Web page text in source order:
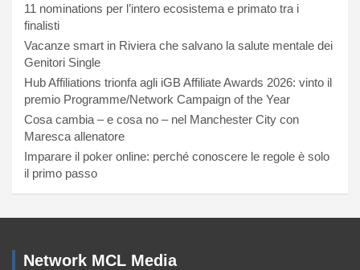
11 nominations per l’intero ecosistema e primato tra i
finalisti
Vacanze smart in Riviera che salvano la salute mentale dei
Genitori Single
Hub Affiliations trionfa agli iGB Affiliate Awards 2026: vinto il
premio Programme/Network Campaign of the Year
Cosa cambia – e cosa no – nel Manchester City con
Maresca allenatore
Imparare il poker online: perché conoscere le regole è solo
il primo passo
Network MCL Media